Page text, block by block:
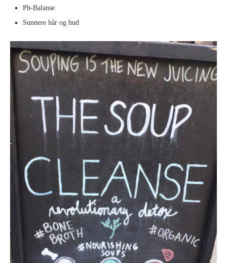
Ph-Balanse
Sunnere hår og hud